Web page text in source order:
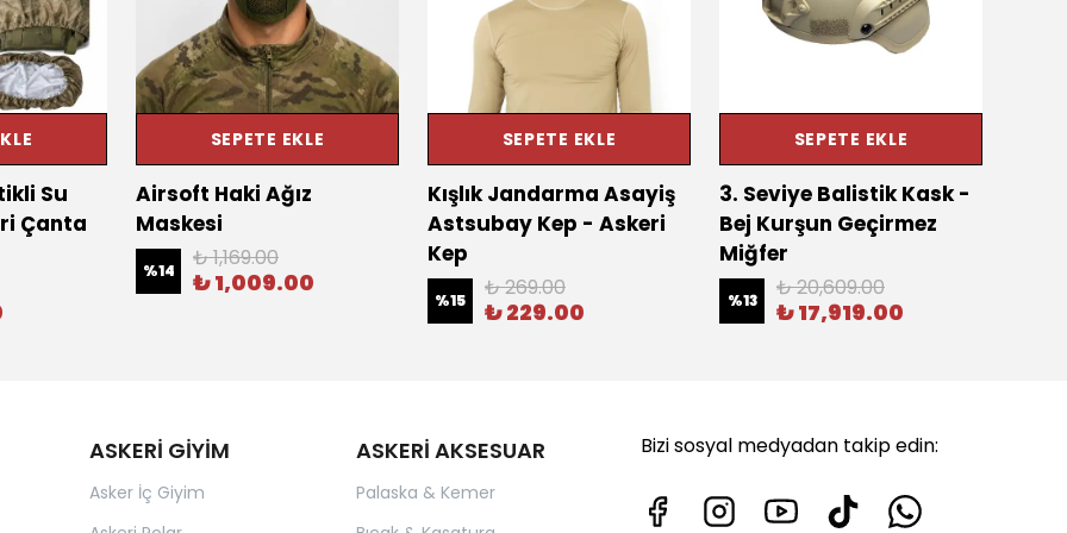
Su
Çanta
SEPETE EKLE
Airsoft Haki Ağız
Maskesi
%14 ₺ 1,169.00
₺ 1,009.00
SEPETE EKLE
Kışlık Jandarma Asayiş
Astsubay Kep - Askeri
Kep
%15 ₺ 269.00
₺ 229.00
SEPETE EKLE
3. Seviye Balistik Kask -
Bej Kurşun Geçirmez
Miğfer
%13 ₺ 20,609.00
₺ 17,919.00
ASKERİ GİYİM
Asker İç Giyim
ASKERİ AKSESUAR
Palaska & Kemer
Bizi sosyal medyadan takip edin: